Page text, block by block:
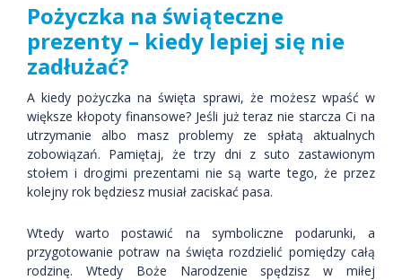
Pożyczka na świąteczne
prezenty – kiedy lepiej się nie
zadłużać?
A kiedy pożyczka na święta sprawi, że możesz wpaść w
większe kłopoty finansowe? Jeśli już teraz nie starcza Ci na
utrzymanie albo masz problemy ze spłatą aktualnych
zobowiązań. Pamiętaj, że trzy dni z suto zastawionym
stołem i drogimi prezentami nie są warte tego, że przez
kolejny rok będziesz musiał zaciskać pasa.
Wtedy warto postawić na symboliczne podarunki, a
przygotowanie potraw na święta rozdzielić pomiędzy całą
rodzinę. Wtedy Boże Narodzenie spędzisz w miłej